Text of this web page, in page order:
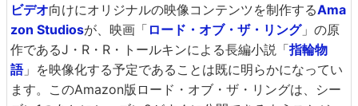
ビデオ向けにオリジナルの映像コンテンツを制作するAma
zon Studiosが、映画「 ロード・オブ・ザ・リング」の原
作であるJ・R・R・トールキンによる長編小説「指輪物
語」を映像化する予定であることは既に明らかになってい
ます。このAmazon版ロード・オブ・ザ・リングは、シー